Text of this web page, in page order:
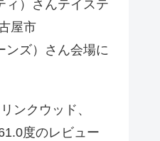
ィ）さんテイステ
屋市
ンズ）さん会場に
ンクウッド、
度のレビュー